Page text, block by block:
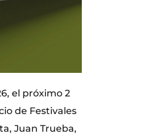
el próximo 2
de Festivales
Juan Trueba,